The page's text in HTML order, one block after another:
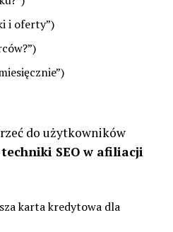
i oferty”)
do użytkowników
SEO w afiliacji
karta kredytowa dla